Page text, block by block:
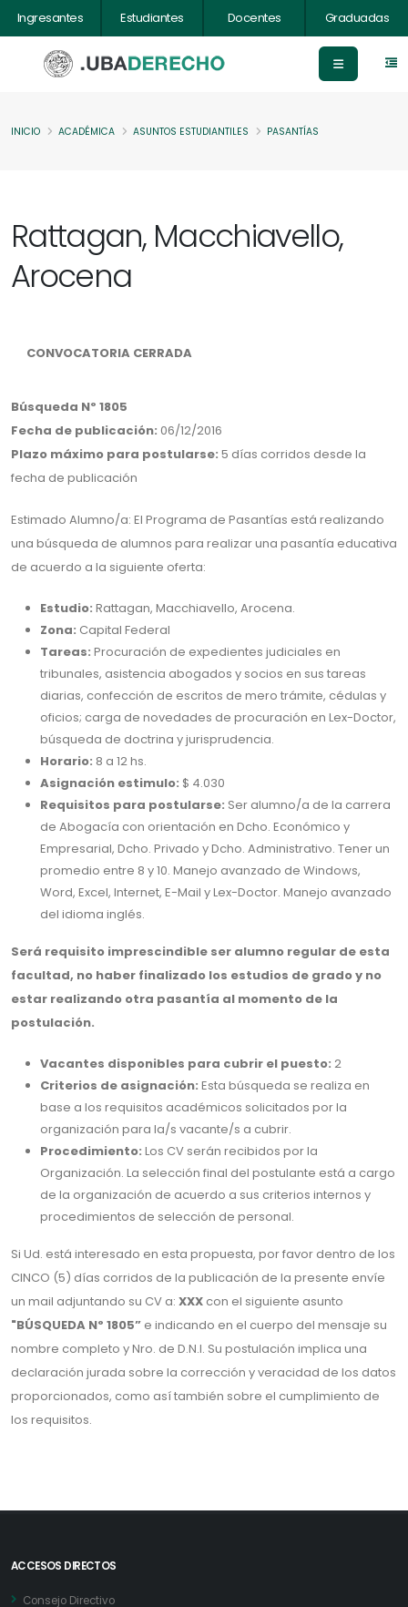
Ingresantes Estudiantes Docentes Graduadas
INICIO ACADÉMICA ASUNTOS ESTUDIANTILES PASANTÍAS
Rattagan, Macchiavello,
Arocena
CONVOCATORIA CERRADA
Búsqueda Nº 1805
Fecha de publicación: 06/12/2016
Plazo máximo para postularse: 5 días corridos desde la
fecha de publicación
Estimado Alumno/a: El Programa de Pasantías está realizando
una búsqueda de alumnos para realizar una pasantía educativa
de acuerdo a la siguiente oferta:
Estudio: Rattagan, Macchiavello, Arocena.
Zona: Capital Federal
Tareas: Procuración de expedientes judiciales en
tribunales, asistencia abogados y socios en sus tareas
diarias, confección de escritos de mero trámite, cédulas y
oficios; carga de novedades de procuración en Lex-Doctor,
búsqueda de doctrina y jurisprudencia.
Horario: 8 a 12 hs.
Asignación estimulo: $ 4.030
Requisitos para postularse: Ser alumno/a de la carrera
de Abogacía con orientación en Dcho. Económico y
Empresarial, Dcho. Privado y Dcho. Administrativo. Tener un
promedio entre 8 y 10. Manejo avanzado de Windows,
Word, Excel, Internet, E-Mail y Lex-Doctor. Manejo avanzado
del idioma inglés.
Será requisito imprescindible ser alumno regular de esta
facultad, no haber finalizado los estudios de grado y no
estar realizando otra pasantía al momento de la
postulación.
Vacantes disponibles para cubrir el puesto: 2
Criterios de asignación: Esta búsqueda se realiza en
base a los requisitos académicos solicitados por la
organización para la/s vacante/s a cubrir.
Procedimiento: Los CV serán recibidos por la
Organización. La selección final del postulante está a cargo
de la organización de acuerdo a sus criterios internos y
procedimientos de selección de personal.
Si Ud. está interesado en esta propuesta, por favor dentro de los
CINCO (5) días corridos de la publicación de la presente envíe
un mail adjuntando su CV a: XXX con el siguiente asunto
"BÚSQUEDA Nº 1805” e indicando en el cuerpo del mensaje su
nombre completo y Nro. de D.N.I. Su postulación implica una
declaración jurada sobre la corrección y veracidad de los datos
proporcionados, como así también sobre el cumplimiento de
los requisitos.
ACCESOS DIRECTOS
Consejo Directivo